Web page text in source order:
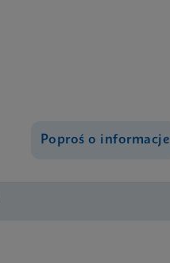
Poproś o informacje